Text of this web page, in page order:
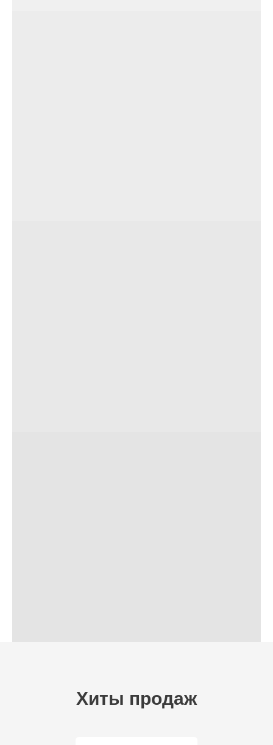
Хиты продаж